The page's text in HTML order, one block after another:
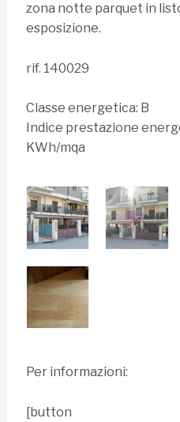
zona notte parquet in
esposizione.
rif. 140029
Classe energetica: B
Indice prestazione
KWh/mqa
Per informazioni:
[button